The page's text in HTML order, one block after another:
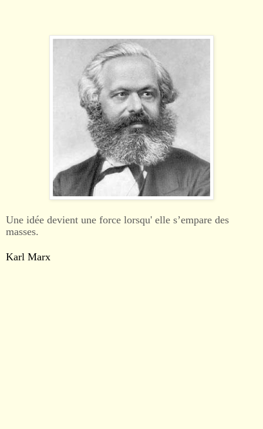
Une idée devient une force lorsqu' elle s’empare des
masses.
Karl Marx